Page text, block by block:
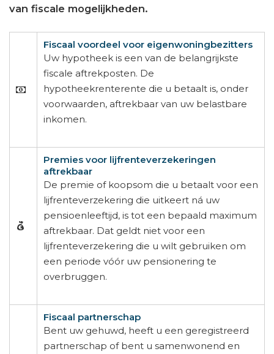
van fiscale mogelijkheden.
Fiscaal voordeel voor eigenwoningbezitters
Uw hypotheek is een van de belangrijkste
fiscale aftrekposten. De
hypotheekrenterente die u betaalt is, onder
voorwaarden, aftrekbaar van uw belastbare
inkomen.
Premies voor lijfrenteverzekeringen
aftrekbaar
De premie of koopsom die u betaalt voor een
lijfrenteverzekering die uitkeert ná uw
pensioenleeftijd, is tot een bepaald maximum
aftrekbaar. Dat geldt niet voor een
lijfrenteverzekering die u wilt gebruiken om
een periode vóór uw pensionering te
overbruggen.
Fiscaal partnerschap
Bent uw gehuwd, heeft u een geregistreerd
partnerschap of bent u samenwonend en